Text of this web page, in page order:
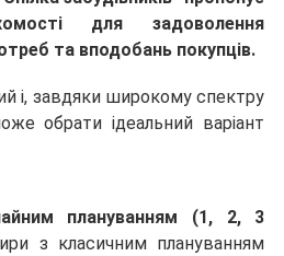
для задоволення
та вподобань покупців.
і, завдяки широкому спектру
обрати ідеальний варіант
плануванням (1, 2, 3
з класичним плануванням